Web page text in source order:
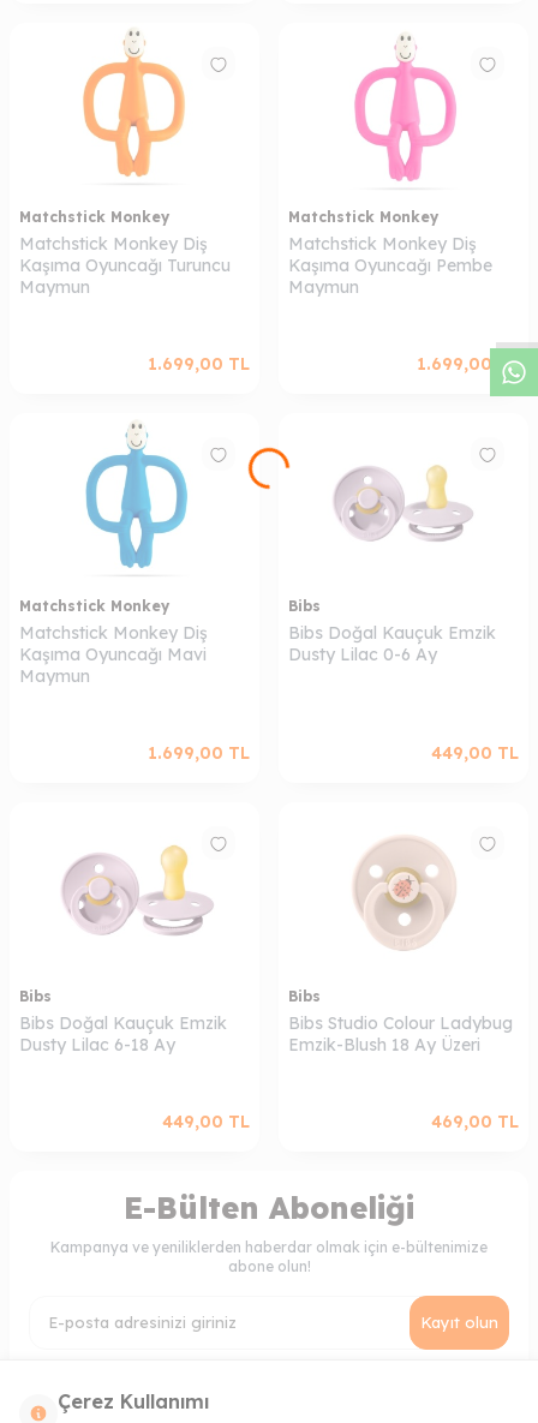
Matchstick Monkey
Matchstick Monkey Diş
Kaşıma Oyuncağı Turuncu
Maymun
1.699,00 TL
Matchstick Monkey
Matchstick Monkey Diş
Kaşıma Oyuncağı Pembe
Maymun
1.699,00 TL
Matchstick Monkey
Matchstick Monkey Diş
Kaşıma Oyuncağı Mavi
Maymun
1.699,00 TL
Bibs
Bibs Doğal Kauçuk Emzik
Dusty Lilac 0-6 Ay
449,00 TL
Bibs
Bibs Doğal Kauçuk Emzik
Dusty Lilac 6-18 Ay
449,00 TL
Bibs
Bibs Studio Colour Ladybug
Emzik-Blush 18 Ay Üzeri
469,00 TL
E-Bülten Aboneliği
Kampanya ve yeniliklerden haberdar olmak için e-bültenimize
abone olun!
Kayıt olun
Çerez Kullanımı